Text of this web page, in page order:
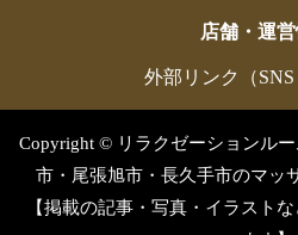
店舗・運
外部リンク（SNS
Copyright © リラクゼーションル
市・尾張旭市・長久手市のマッ
【掲載の記事・写真・イラスト